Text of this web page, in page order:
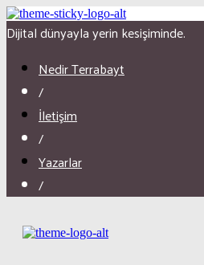
Dijital dünyayla yerin kesişiminde.
Nedir Terrabayt
/
İletişim
/
Yazarlar
/